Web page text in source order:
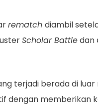
rematch diambil
Scholar Battledan
terjadi berada di
dengan memberikan